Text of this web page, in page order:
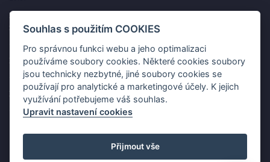
Prokop pro Vás vybírá z obslužného úseku na víkendovku tu
nejlepší cenu z letáku!
Kup špekáčky od Váhaly a vyhraj s naCOOPkou sekerku Fiskars
29.07
Prokop pro Vás vybírá na víkendovku ty nejlepší ceny z letáku!
29.07
Souhlas s použitím COOKIES
Pro správnou funkci webu a jeho optimalizaci
používáme soubory cookies. Některé cookies soubory
jsou technicky nezbytné, jiné soubory cookies se
používají pro analytické a marketingové účely. K jejich
využívání potřebujeme váš souhlas.
Upravit nastavení cookies
Přijmout vše